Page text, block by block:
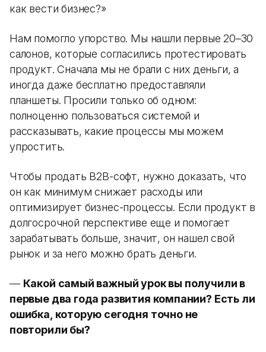
как вести бизнес?»
Нам помогло упорство. Мы нашли первые 20–30
салонов, которые согласились протестировать
продукт. Сначала мы не брали с них деньги, а
иногда даже бесплатно предоставляли
планшеты. Просили только об одном:
полноценно пользоваться системой и
рассказывать, какие процессы мы можем
упростить.
Чтобы продать B2B-софт, нужно доказать, что
он как минимум снижает расходы или
оптимизирует бизнес-процессы. Если продукт в
долгосрочной перспективе еще и помогает
зарабатывать больше, значит, он нашел свой
рынок и за него можно брать деньги.
— Какой самый важный урок вы получили в
первые два года развития компании? Есть ли
ошибка, которую сегодня точно не
повторили бы?